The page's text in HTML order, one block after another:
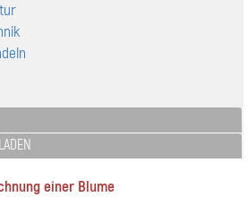
einer Blume